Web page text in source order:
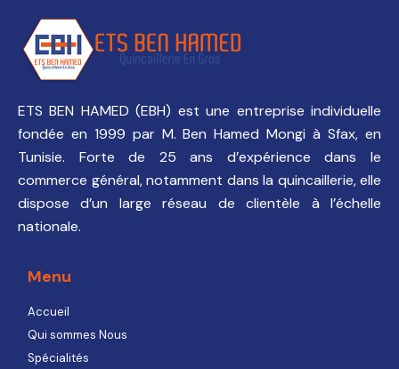
ETS BEN HAMED (EBH) est une entreprise individuelle
fondée en 1999 par M. Ben Hamed Mongi à Sfax, en
Tunisie. Forte de 25 ans d’expérience dans le
commerce général, notamment dans la quincaillerie, elle
dispose d’un large réseau de clientèle à l’échelle
nationale.
Menu
Accueil
Qui sommes Nous
Spécialités